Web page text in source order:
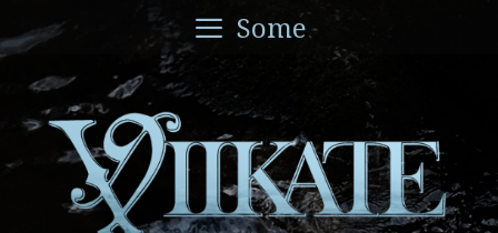
sisältöön
Some